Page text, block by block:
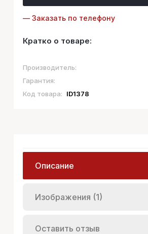
— Заказать по телефону
Кратко о товаре:
Производитель:
Гарантия:
Код товара:
ID1378
Описание
Изображения (1)
Оставить отзыв